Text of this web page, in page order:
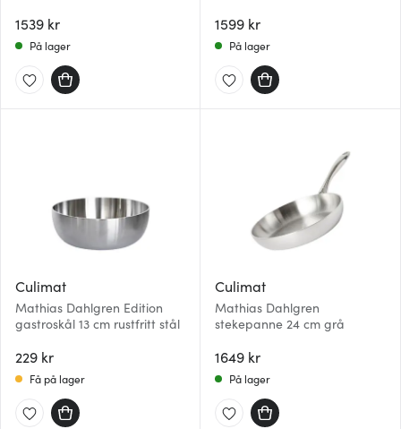
1539 kr
På lager
1599 kr
På lager
Culimat
Mathias Dahlgren Edition
gastroskål 13 cm rustfritt stål
229 kr
Få på lager
Culimat
Mathias Dahlgren
stekepanne 24 cm grå
1649 kr
På lager